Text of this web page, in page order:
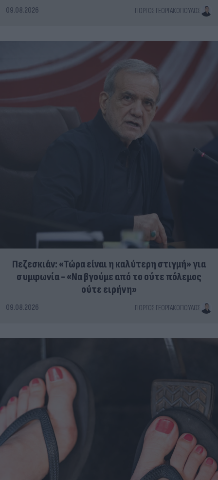
09.08.2026 ΓΙΏΡΓΟΣ ΓΕΩΡΓΑΚΌΠΟΥΛΟΣ
Πεζεσκιάν: «Τώρα είναι η καλύτερη στιγμή» για
συμφωνία - «Να βγούμε από το ούτε πόλεμος
ούτε ειρήνη»
09.08.2026 ΓΙΏΡΓΟΣ ΓΕΩΡΓΑΚΌΠΟΥΛΟΣ